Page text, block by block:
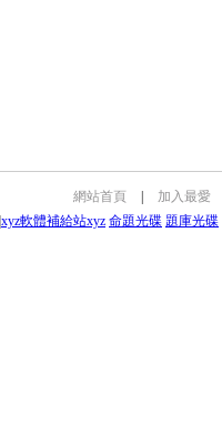
網站首頁
加入最愛
xyz軟體補給站xyz 命題光碟 題庫光碟